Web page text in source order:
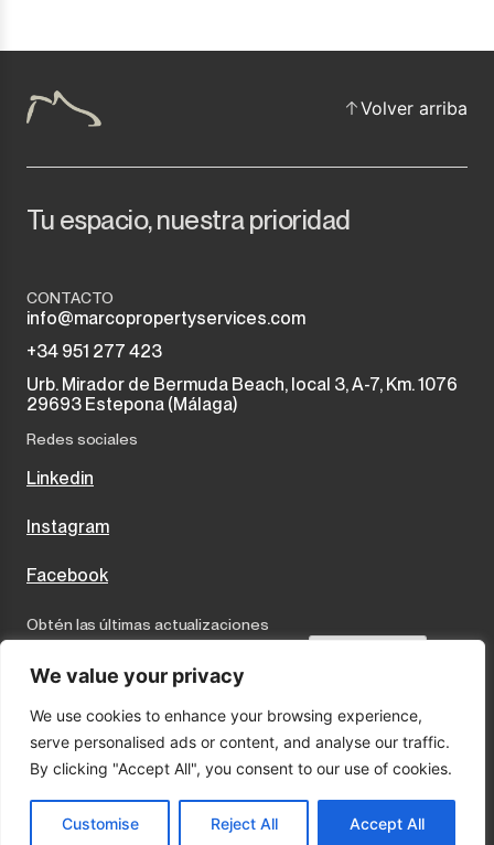
We value your privacy
We use cookies to enhance your browsing experience,
serve personalised ads or content, and analyse our traffic.
By clicking "Accept All", you consent to our use of cookies.
Customise Reject All Accept All
Volver arriba
Tu espacio, nuestra prioridad
CONTACTO
info@marcopropertyservices.com
+34 951 277 423
Urb. Mirador de Bermuda Beach, local 3, A-7, Km. 1076
29693 Estepona (Málaga)
Redes sociales
Linkedin
Instagram
Facebook
Obtén las últimas actualizaciones
I accept the terms and conditions
© 2025 Marco Properties · Sitio por: LA
Política de privacidad
Cookies
Aviso Legal